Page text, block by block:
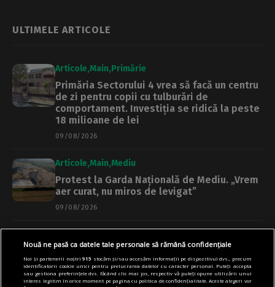
ULTIMELE ARTICOLE
Articole Main Primărie
Primăria Sectorului 4 vrea să facă un centru
de zi pentru copii cu tulburări de
comportament. Investiția se ridică la peste
18 milioane de lei
09/08/2026
Articole Main Mediu
Protest la Garda Națională de Mediu. „Vrem
aer curat, nu miros de levigat”
09/08/2026
Călători nemulțumiți de trenul PESA
București Obor-Constanța. Oamenii regretă
vechea garnitură | Club Feroviar
Nouă ne pasă ca datele tale personale să rămână confidențiale
Noi și partenerii noștri915 stocăm și/sau accesăm informații pe dispozitivul dvs., precum
identificatorii cookie unici pentru prelucrarea datelor cu caracter personal. Puteți accepta
sau gestiona preferințele dvs. făcând clic mai jos, respectiv vă puteți opune utilizării unui
interes legitim în orice moment pe pagina cu politica de confidențialitate. Aceste alegeri vor